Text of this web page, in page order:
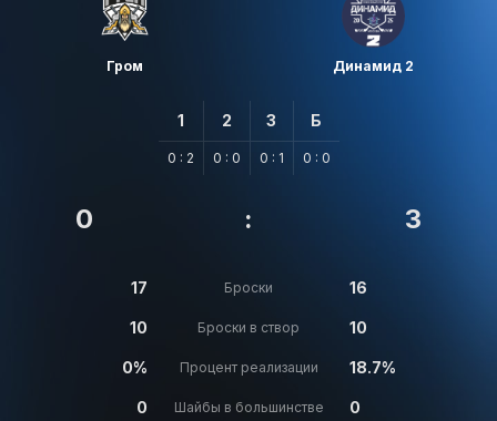
Гром Динамид 2
1
0 : 2
2
0 : 0
3
0 : 1
Б
0 : 0
0 : 3
17 Броски 16
10 Броски в створ 10
0% Процент реализации 18.7%
0 Шайбы в большинстве 0